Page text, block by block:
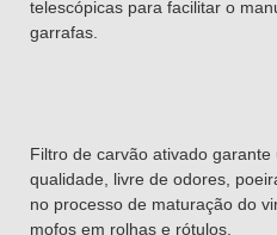
telescópicas para facilitar o
garrafas.
Filtro de carvão ativado
qualidade, livre de odores,
no processo de maturação do
mofos em rolhas e rótulos.